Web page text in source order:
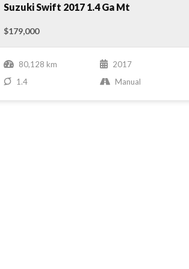
Compare
Suzuki Swift 2017 1.4 Ga Mt
$179,000
80,128 km
2017
1.4
Manual